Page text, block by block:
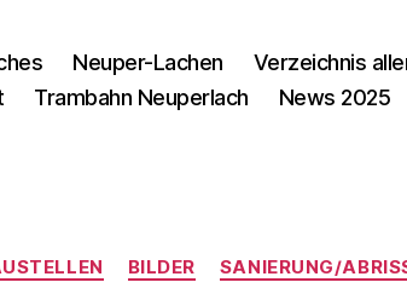
Neuper-Lachen Verzeichnis
Trambahn Neuperlach News 2025
Kategorien
BILDER SANIERUNG/